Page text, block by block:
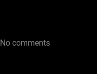
No comments